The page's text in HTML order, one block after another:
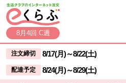
ページの先頭です。
本文へジャンプする。
8月4回 C週
ここからサイト内共通メニューです。
サイト内共通メニューをスキップする
注文締切 8/17(月)～8/22(土)
配達予定 8/24(月)～8/29(土)